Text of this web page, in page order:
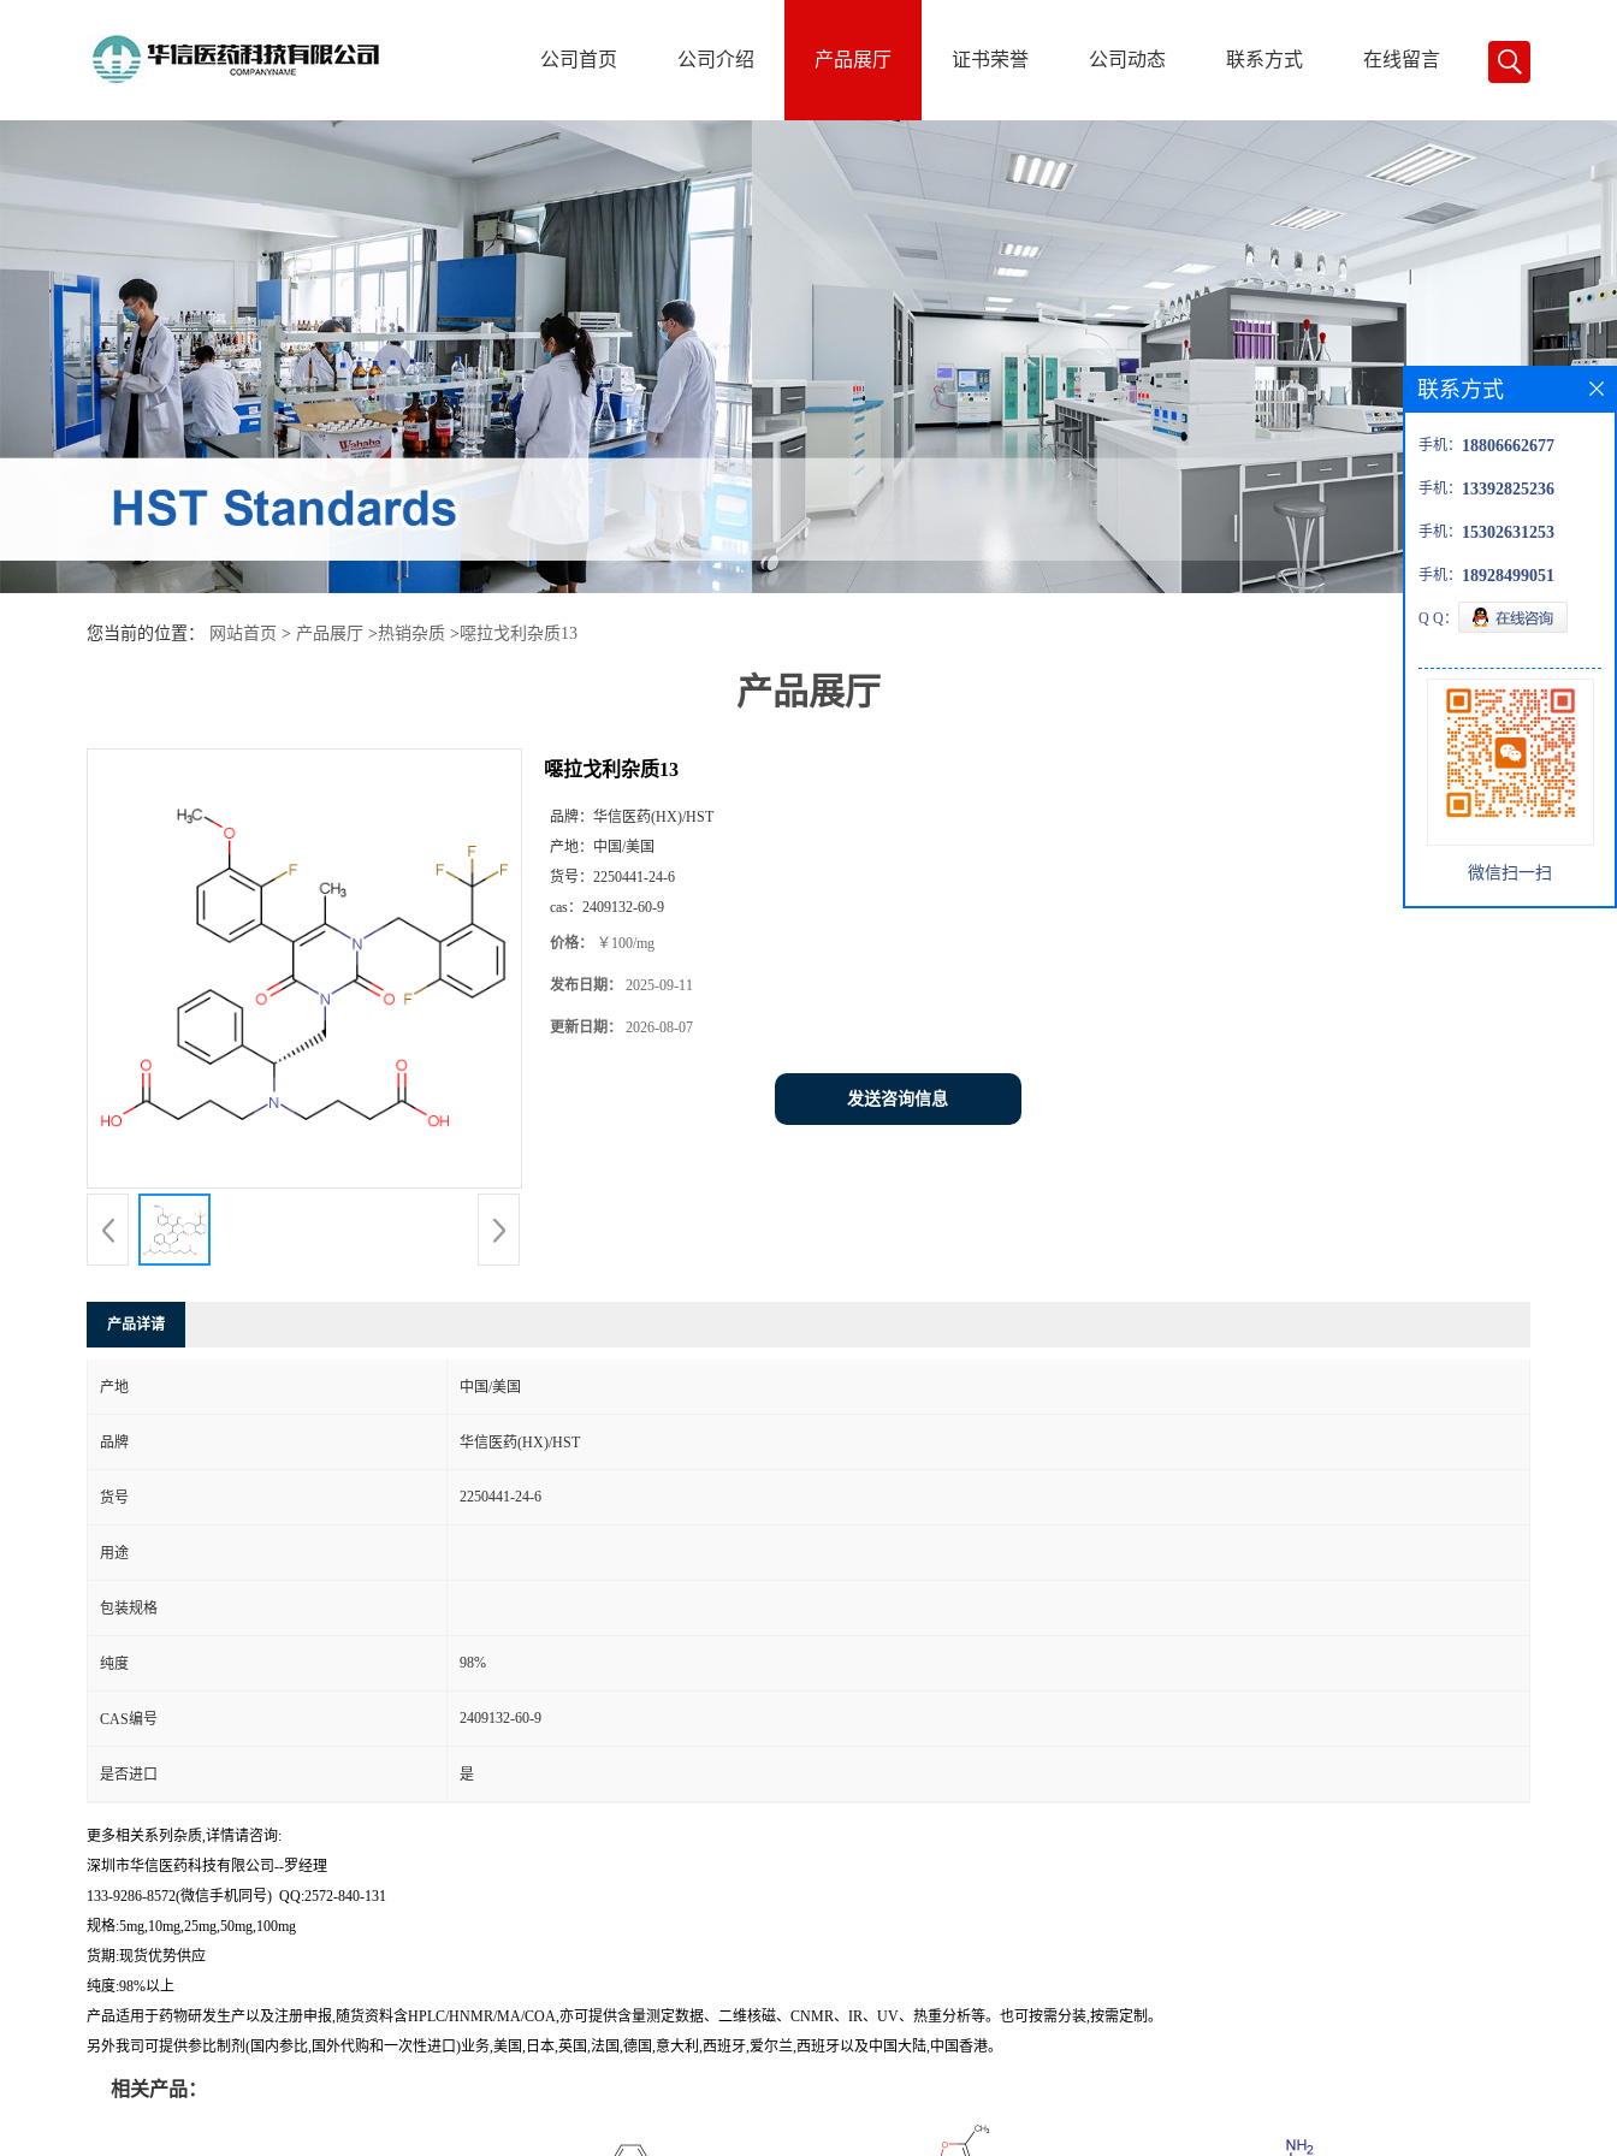
页
司
介
公司首页 公司介绍 产品展厅 证书荣誉 公司动态 联系方式 在线留言
您当前的位置： 网站首页 > 产品展厅 >热销杂质 >噁拉戈利杂质13
产品展厅
噁拉戈利杂质13
品牌： 华信医药(HX)/HST
产地： 中国/美国
货号： 2250441-24-6
cas： 2409132-60-9
价格： ￥100/mg
发布日期： 2025-09-11
更新日期： 2026-08-07
发送咨询信息
产品详请
产地 中国/美国
品牌 华信医药(HX)/HST
货号 2250441-24-6
用途
包装规格
纯度 98%
CAS编号 2409132-60-9
是否进口 是
更多相关系列杂质,详情请咨询:
深圳市华信医药科技有限公司--罗经理
133-9286-8572(微信手机同号) QQ:2572-840-131
规格:5mg,10mg,25mg,50mg,100mg
货期:现货优势供应
纯度:98%以上
产品适用于药物研发生产以及注册申报,随货资料含HPLC/HNMR/MA/COA,亦可提供含量测定数据、二维核磁、CNMR、IR、UV、热重分析等。也可按需分装,按需定制。
另外我司可提供参比制剂(国内参比,国外代购和一次性进口)业务,美国,日本,英国,法国,德国,意大利,西班牙,爱尔兰,西班牙以及中国大陆,中国香港。
相关产品：
联系方式
手机： 18806662677
手机： 13392825236
手机： 15302631253
手机： 18928499051
Q Q：
微信扫一扫